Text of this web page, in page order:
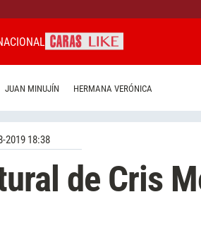
JUAN MINUJÍN HERMANA VERÓNICA
2019 18:38
de Cris